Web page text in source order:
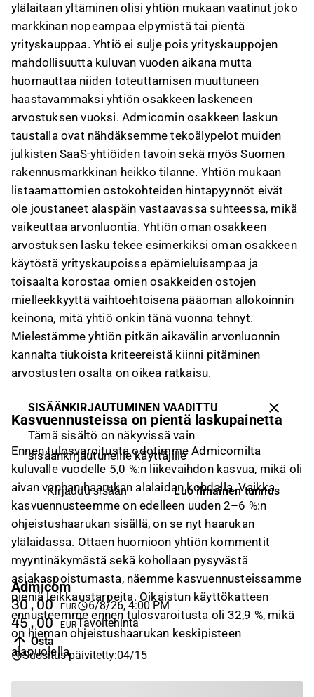
ylälaitaan yltäminen olisi yhtiön mukaan vaatinut joko
markkinan nopeampaa elpymistä tai pientä
yrityskauppaa. Yhtiö ei sulje pois yrityskauppojen
mahdollisuutta kuluvan vuoden aikana mutta
huomauttaa niiden toteuttamisen muuttuneen
haastavammaksi yhtiön osakkeen laskeneen
arvostuksen vuoksi. Admicomin osakkeen laskun
taustalla ovat nähdäksemme tekoälypelot muiden
julkisten SaaS-yhtiöiden tavoin sekä myös Suomen
rakennusmarkkinan heikko tilanne. Yhtiön mukaan
listaamattomien ostokohteiden hintapyynnöt eivät
ole joustaneet alaspäin vastaavassa suhteessa, mikä
vaikeuttaa arvonluontia. Yhtiön oman osakkeen
arvostuksen lasku tekee esimerkiksi oman osakkeen
käytöstä yrityskaupoissa epämieluisampaa ja
toisaalta korostaa omien osakkeiden ostojen
mielleekkyyttä vaihtoehtoisena pääoman allokoinnin
keinona, mitä yhtiö onkin tänä vuonna tehnyt.
Mielestämme yhtiön pitkän aikavälin arvonluonnin
kannalta tiukoista kriteereistä kiinni pitäminen
arvostusten osalta on oikea ratkaisu.
Kasvuennusteissa on pientä laskupainetta
Ennen tulosvaroitusta odotimme Admicomilta
kuluvalle vuodelle 5,0 %:n liikevaihdon kasvua, mikä oli
aivan vanhan haarukan alalaidan kohdalla. Vaikka
kasvuennusteemme on edelleen uuden 2–6 %:n
ohjeistushaarukan sisällä, on se nyt haarukan
ylälaidassa. Ottaen huomioon yhtiön kommentit
myyntinäkymästä sekä kohollaan pysyvästä
asiakaspoistumasta, näemme kasvuennusteissamme
pieniä leikkaustarpeita. Oikaistun käyttökatteen
ennusteemme ennen tulosvaroitusta oli 32,9 %, mikä
on hieman ohjeistushaarukan keskipisteen
alapuolella.
SISÄÄNKIRJAUTUMINEN VAADITTU
Tämä sisältö on näkyvissä vain
sisäänkirjautuneille käyttäjille
Kirjaudu sisään Luo ilmainen tunnus
Admicom
30,00 EUR 6/8/26, 4:00 PM
45,00 EURTavoitehinta
Osta
Suositus päivitetty:04/15